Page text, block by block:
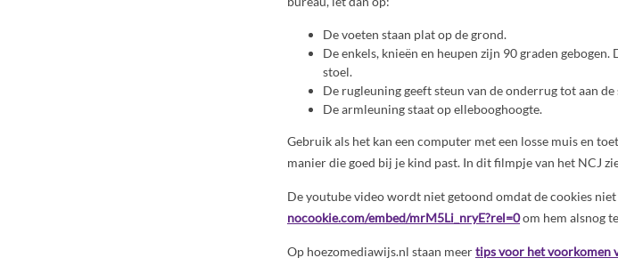
De voeten staan plat op de grond.
De enkels, knieën en heupen zijn 90 graden
stoel.
De rugleuning geeft steun van de onderrug tot aan
De armleuning staat op ellebooghoogte.
Gebruik als het kan een computer met een losse muis en
manier die goed bij je kind past. In dit filmpje van het NCJ
De youtube video wordt niet getoond omdat de cookies niet
nocookie.com/embed/mrM5Li_nryE?rel=0om hem alsnog
Op hoezomediawijs.nl staan meertips voor het voorkomen